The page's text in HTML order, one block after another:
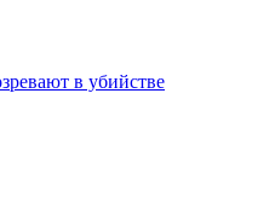
в убийстве